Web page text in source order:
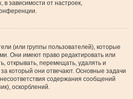
зависимости от настроек,
(или группы пользователей), которые
Они имеют право редактировать или
открывать, перемещать, удалять и
который они отвечают. Основные задачи
содержания сообщений
оскорблений.